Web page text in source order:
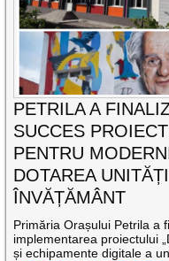
PETRILA A
SUCCES
PENTRU
DOTAREA
ÎNVĂȚĂMÂNT
Primăria Orașului Petrila a
implementarea proiectului
și echipamente digitale a